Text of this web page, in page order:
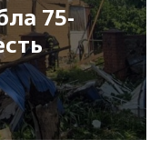
75-